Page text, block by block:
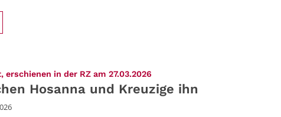
erschienen in der RZ am 27.03.2026
Hosanna und Kreuzige ihn